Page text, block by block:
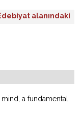
alanındaki
a fundamental